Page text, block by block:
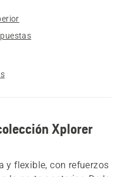
Xplorer
y flexible, con refuerzos